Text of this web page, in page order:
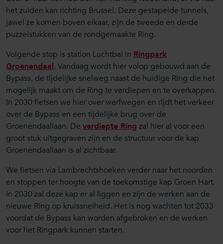
het zuiden kan richting Brussel. Deze gestapelde tunnels,
jawel ze komen boven elkaar, zijn de tweede en derde
puzzelstukken van de rondgemaakte Ring.
Volgende stop is station Luchtbal in Ringpark
Groenendaal. Vandaag wordt hier volop gebouwd aan de
Bypass, de tijdelijke snelweg naast de huidige Ring die het
mogelijk maakt om de Ring te verdiepen en te overkappen.
In 2030 fietsen we hier over werfwegen en rijdt het verkeer
over de Bypass en een tijdelijke brug over de
Groenendaallaan. De verdiepte Ring zal hier al voor een
groot stuk uitgegraven zijn en de structuur voor de kap
Groenendaallaan is al zichtbaar.
We fietsen via Lambrechtshoeken verder naar het noorden
en stoppen ter hoogte van de toekomstige kap Groen Hart.
In 2030 zal deze kap er al liggen en zijn de werken aan de
nieuwe Ring op kruissnelheid. Het is nog wachten tot 2033
voordat de Bypass kan worden afgebroken en de werken
voor het Ringpark kunnen starten.